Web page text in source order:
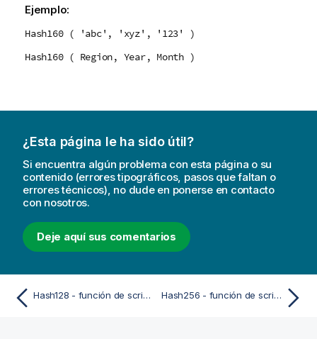
Ejemplo:
Hash160 ( 'abc', 'xyz', '123' )
Hash160 ( Region, Year, Month )
¿Esta página le ha sido útil?
Si encuentra algún problema con esta página o su
contenido (errores tipográficos, pasos que faltan o
errores técnicos), no dude en ponerse en contacto
con nosotros.
Deje aquí sus comentarios
Hash128 - función de script y de gráfico Hash256 - función de script y de gráfico